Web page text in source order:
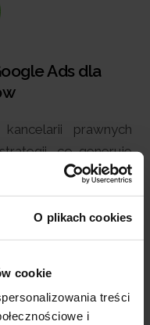
O plikach cookies
cookie
treści
i
Ads dla
prawnych
co generuje
liczbę zapytań.
i intencję